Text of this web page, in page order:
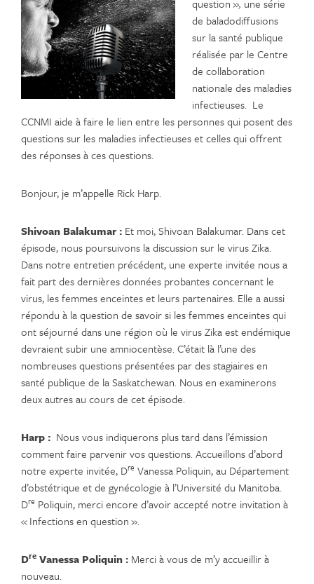
question », une série
de baladodiffusions
sur la santé publique
réalisée par le Centre
de collaboration
nationale des maladies
infectieuses. Le
CCNMI aide à faire le lien entre les personnes qui posent des
questions sur les maladies infectieuses et celles qui offrent
des réponses à ces questions.
Bonjour, je m’appelle Rick Harp.
Shivoan Balakumar : Et moi, Shivoan Balakumar. Dans cet
épisode, nous poursuivons la discussion sur le virus Zika.
Dans notre entretien précédent, une experte invitée nous a
fait part des dernières données probantes concernant le
virus, les femmes enceintes et leurs partenaires. Elle a aussi
répondu à la question de savoir si les femmes enceintes qui
ont séjourné dans une région où le virus Zika est endémique
devraient subir une amniocentèse. C’était là l’une des
nombreuses questions présentées par des stagiaires en
santé publique de la Saskatchewan. Nous en examinerons
deux autres au cours de cet épisode.
Harp : Nous vous indiquerons plus tard dans l’émission
comment faire parvenir vos questions. Accueillons d’abord
notre experte invitée, Dre Vanessa Poliquin, au Département
d’obstétrique et de gynécologie à l’Université du Manitoba.
Dre Poliquin, merci encore d’avoir accepté notre invitation à
« Infections en question ».
Dre Vanessa Poliquin : Merci à vous de m’y accueillir à
nouveau.